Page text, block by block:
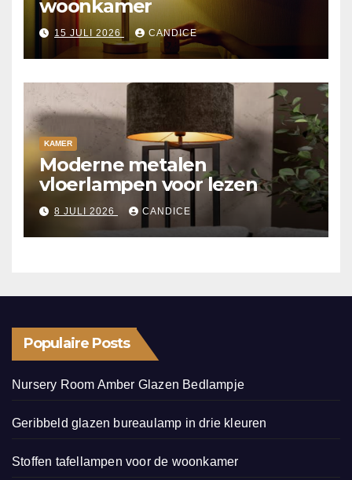
woonkamer
15 JULI 2026 CANDICE
KAMER
Moderne metalen
vloerlampen voor lezen
8 JULI 2026 CANDICE
Populaire Posts
Nursery Room Amber Glazen Bedlampje
Geribbeld glazen bureaulamp in drie kleuren
Stoffen tafellampen voor de woonkamer